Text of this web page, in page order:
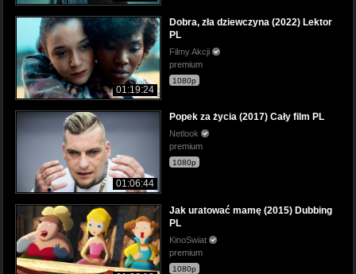
01:19:24
Dobra, zła dziewczyna (2022) Lektor
PL
Filmy Akcji
premium
1080p
01:06:44
Popek za życia (2017) Cały film PL
Netlook
premium
1080p
Jak uratować mamę (2015) Dubbing
PL
KinoSwiat
premium
1080p